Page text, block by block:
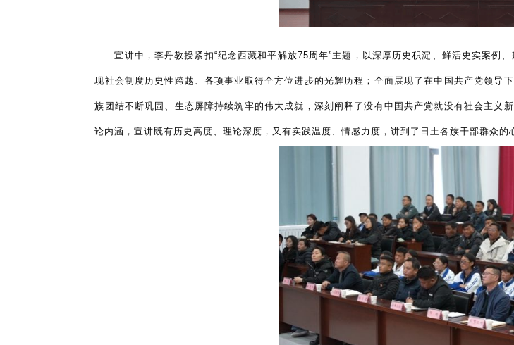
宣讲中， 李丹教授紧扣“纪念西藏和平解放75周年”主题，以深厚历史积淀、鲜活史实案例
现社会制度历史性跨越、各项事业取得全方位进步的光辉历程；全面展现了在中国共产党领导
族团结不断巩固、生态屏障持续筑牢的伟大成就，深刻阐释了没有中国共产党就没有社会主义
论内涵，宣讲既有历史高度、理论深度，又有实践温度、情感力度，讲到了日土各族干部群众的